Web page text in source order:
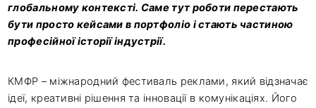
глобальному контексті. Саме тут роботи перестають
бути просто кейсами в портфоліо і стають частиною
професійної історії індустрії.
КМФР – міжнародний фестиваль реклами, який відзначає
ідеї, креативні рішення та інновації в комунікаціях. Його